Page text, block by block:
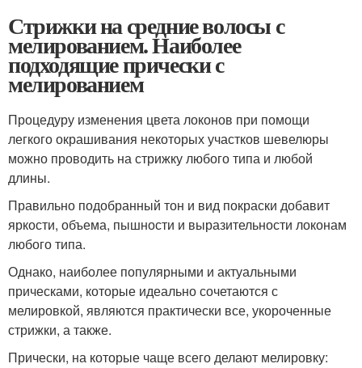
Стрижки на средние волосы с
мелированием. Наиболее
подходящие прически с
мелированием
Процедуру изменения цвета локонов при помощи
легкого окрашивания некоторых участков шевелюры
можно проводить на стрижку любого типа и любой
длины.
Правильно подобранный тон и вид покраски добавит
яркости, объема, пышности и выразительности локонам
любого типа.
Однако, наиболее популярными и актуальными
прическами, которые идеально сочетаются с
мелировкой, являются практически все, укороченные
стрижки, а также.
Прически, на которые чаще всего делают мелировку: